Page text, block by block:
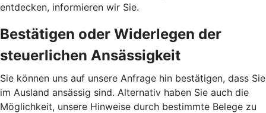
entdecken, informieren wir Sie.
Bestätigen oder Widerlegen der
steuerlichen Ansässigkeit
Sie können uns auf unsere Anfrage hin bestätigen, dass Sie
im Ausland ansässig sind. Alternativ haben Sie auch die
Möglichkeit, unsere Hinweise durch bestimmte Belege zu